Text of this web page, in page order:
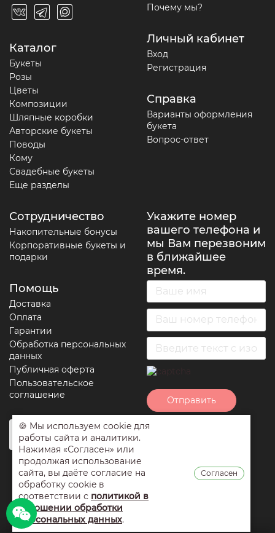
Каталог
Букеты
Розы
Цветы
Композиции
Шляпные коробки
Авторские букеты
Поводы
Кому
Свадебные букеты
Еще разделы
Почему мы?
Личный кабинет
Вход
Регистрация
Справка
Варианты оформления
букета
Вопрос-ответ
Сотрудничество
Накопительные бонусы
Корпоративные букеты и
подарки
Помощь
Доставка
Оплата
Гарантии
Обработка персональных
данных
Публичная оферта
Пользовательское
соглашение
Укажите номер
вашего телефона и
мы Вам перезвоним
в ближайшее
время.
Отправить
условиями
обработки
🍪 Мы используем cookie для
работы сайта и аналитики.
Нажимая «Согласен» или
продолжая использование
сайта, вы даёте согласие на
обработку cookie в
соответствии с политикой в
отношении обработки
персональных данных.
Согласен